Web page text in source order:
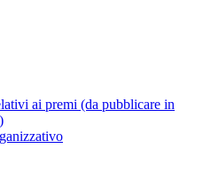
ai premi (da pubblicare in